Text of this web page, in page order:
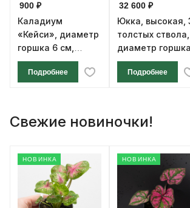
900 ₽
Каладиум
«Кейси», диаметр
горшка 6 см,
высота 12 см
Подробнее
32 600 ₽
Юкка, высокая,
толстых ствола,
диаметр горшка
27 см, высота
смПодробнее
Свежие новиночки!
НОВИНКА НОВИНКА